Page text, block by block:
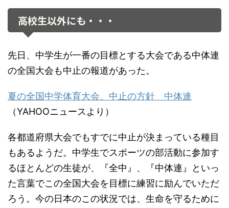
高校生以外にも・・・
先日、中学生が一番の目標とする大会である中体連
の全国大会も中止の報道があった。
夏の全国中学体育大会、中止の方針 中体連
（YAHOOニュースより）
各都道府県大会でもすでに中止が決まっている種目
もあるようだ。中学生でスポーツの部活動に参加す
るほとんどの生徒が、『全中』、『中体連』といっ
た言葉でこの全国大会を目標に練習に励んでいただ
ろう。今の日本のこの状況では、生命を守るために